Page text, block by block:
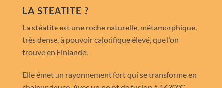
LA STEATITE ?
La stéatite est une roche naturelle, métamorphique,
très dense, à pouvoir calorifique élevé, que l’on
trouve en Finlande.
Elle émet un rayonnement fort qui se transforme en